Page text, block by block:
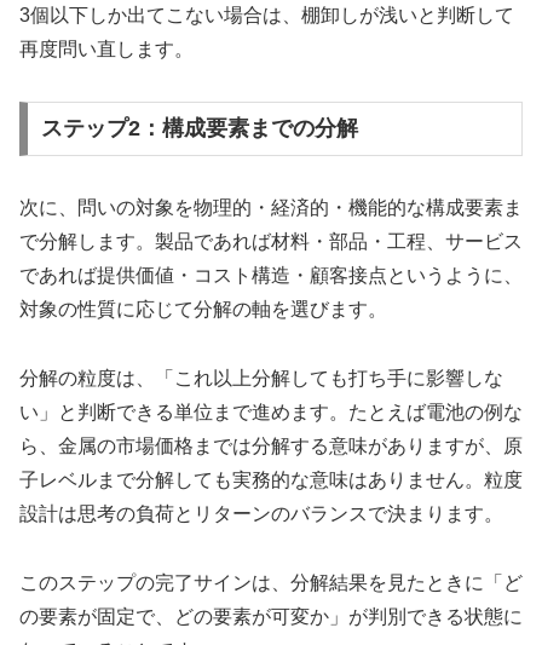
3個以下しか出てこない場合は、棚卸しが浅いと判断して
再度問い直します。
ステップ2：構成要素までの分解
次に、問いの対象を物理的・経済的・機能的な構成要素ま
で分解します。製品であれば材料・部品・工程、サービス
であれば提供価値・コスト構造・顧客接点というように、
対象の性質に応じて分解の軸を選びます。
分解の粒度は、「これ以上分解しても打ち手に影響しな
い」と判断できる単位まで進めます。たとえば電池の例な
ら、金属の市場価格までは分解する意味がありますが、原
子レベルまで分解しても実務的な意味はありません。粒度
設計は思考の負荷とリターンのバランスで決まります。
このステップの完了サインは、分解結果を見たときに「ど
の要素が固定で、どの要素が可変か」が判別できる状態に